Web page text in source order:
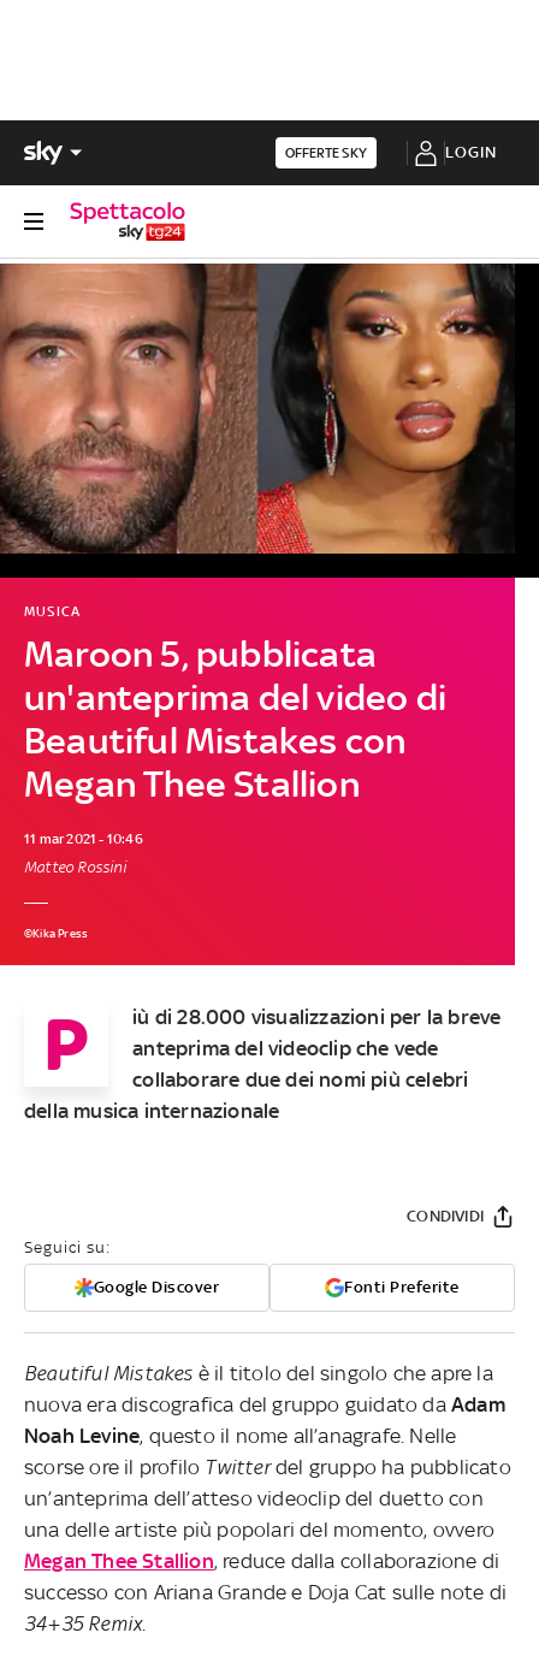
OFFERTE SKY LOGIN
Maroon 5, pubblicata
un'anteprima del video di
Beautiful Mistakes con
Megan Thee Stallion
MUSICA
11 mar 2021 - 10:46
Matteo Rossini
©Kika Press
P
iù di 28.000 visualizzazioni per la breve
anteprima del videoclip che vede
collaborare due dei nomi più celebri
della musica internazionale
Seguici su:
Google Discover Fonti Preferite
CONDIVIDI
Beautiful Mistakes è il titolo del singolo che apre la
nuova era discografica del gruppo guidato daAdam
Noah Levine, questo il nome all’anagrafe. Nelle
scorse ore il profilo Twitterdel gruppo ha pubblicato
un’anteprima dell’atteso videoclip del duetto con
una delle artiste più popolari del momento, ovvero
Megan Thee Stallion, reduce dalla collaborazione di
successo con Ariana Grande e Doja Cat sulle note di
34+35 Remix.